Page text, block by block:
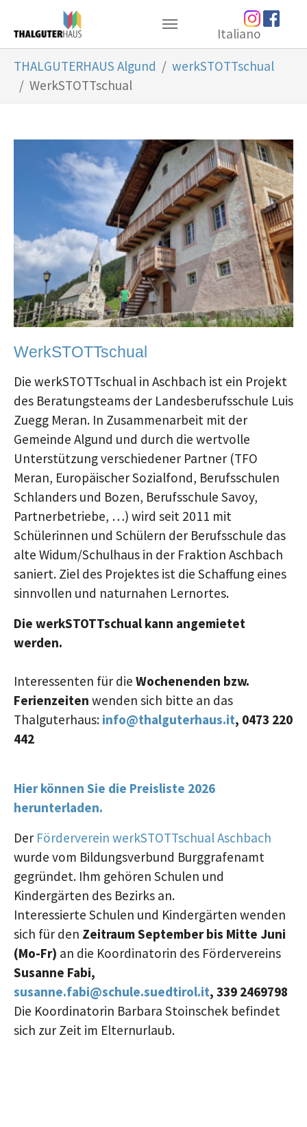
Zum Hauptinhalt springen
Italiano
THALGUTERHAUS Algund
werkSTOTTschual
WerkSTOTTschual
WerkSTOTTschual
Die werkSTOTTschual in Aschbach ist ein Projekt
des Beratungsteams der Landesberufsschule Luis
Zuegg Meran. In Zusammenarbeit mit der
Gemeinde Algund und durch die wertvolle
Unterstützung verschiedener Partner (TFO
Meran, Europäischer Sozialfond, Berufsschulen
Schlanders und Bozen, Berufsschule Savoy,
Partnerbetriebe, …) wird seit 2011 mit
Schülerinnen und Schülern der Berufsschule das
alte Widum/Schulhaus in der Fraktion Aschbach
saniert. Ziel des Projektes ist die Schaffung eines
sinnvollen und naturnahen Lernortes.
Die werkSTOTTschual kann angemietet
werden.
Interessenten für die Wochenenden bzw.
Ferienzeiten wenden sich bitte an das
Thalguterhaus: info@thalguterhaus.it, 0473 220
442
Hier können Sie die Preisliste 2026
herunterladen.
Der Förderverein werkSTOTTschual Aschbach
wurde vom Bildungsverbund Burggrafenamt
gegründet. Ihm gehören Schulen und
Kindergärten des Bezirks an.
Interessierte Schulen und Kindergärten wenden
sich für den Zeitraum September bis Mitte Juni
(Mo-Fr) an die Koordinatorin des Fördervereins
Susanne Fabi,
susanne.fabi@schule.suedtirol.it, 339 2469798
Die Koordinatorin Barbara Stoinschek befindet
sich zur Zeit im Elternurlaub.